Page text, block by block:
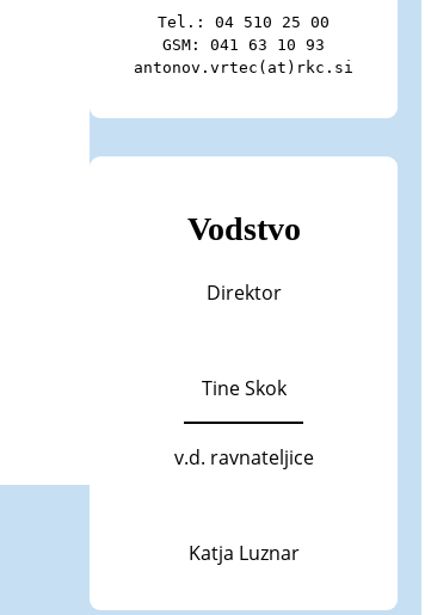
Tel.: 04 510 25 00
GSM: 041 63 10 93
antonov.vrtec(at)rkc.si
Vodstvo
Direktor
Tine Skok
v.d. ravnateljice
Katja Luznar